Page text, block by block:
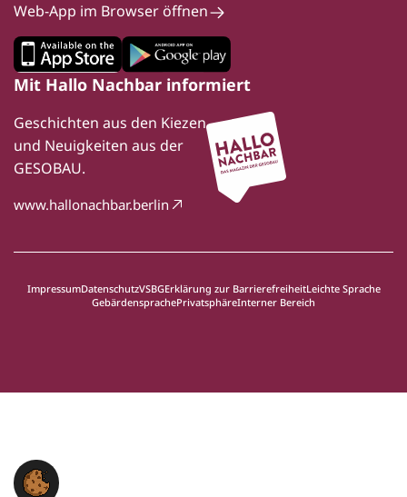
Web-App im Browser öffnen
Mit Hallo Nachbar informiert
Geschichten aus den Kiezen
und Neuigkeiten aus der
GESOBAU.
www.hallonachbar.berlin
ImpressumDatenschutzVSBGErklärung zur BarrierefreiheitLeichte Sprache
GebärdensprachePrivatsphäreInterner Bereich